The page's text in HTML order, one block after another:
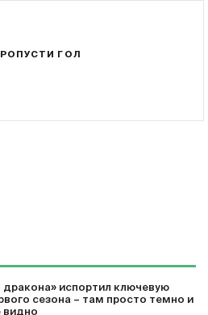
ГОЛ
испортил ключевую
сезона – там просто темно и
видно